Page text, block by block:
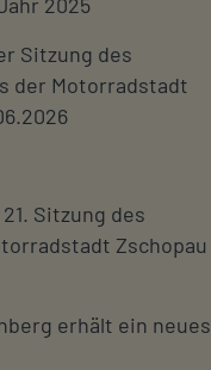
Sitzung des
der Motorradstadt
Sitzung des
Zschopau
erhält ein neues